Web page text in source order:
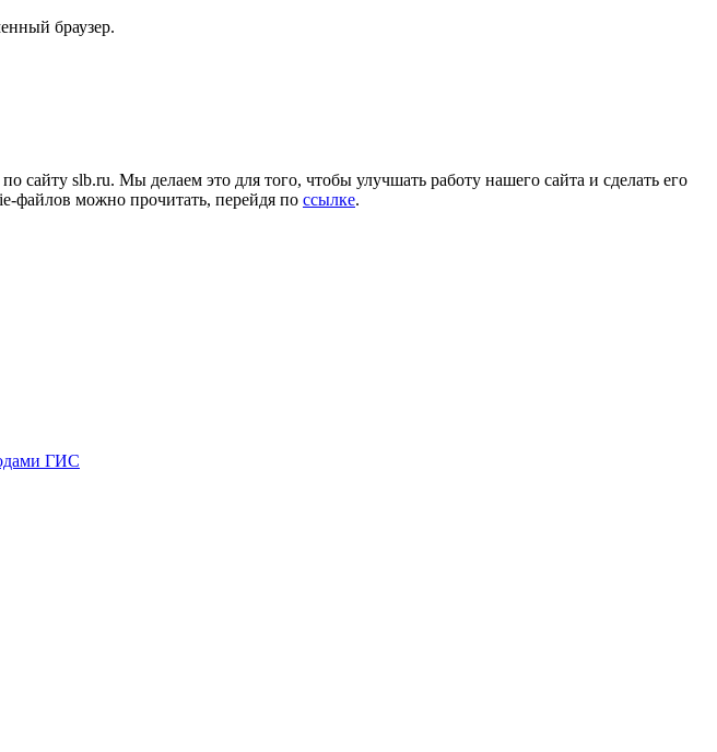
браузер.
slb.ru. Мы делаем это для того, чтобы улучшать работу нашего сайта и сделать его
файлов можно прочитать, перейдя по ссылке.
ГИС